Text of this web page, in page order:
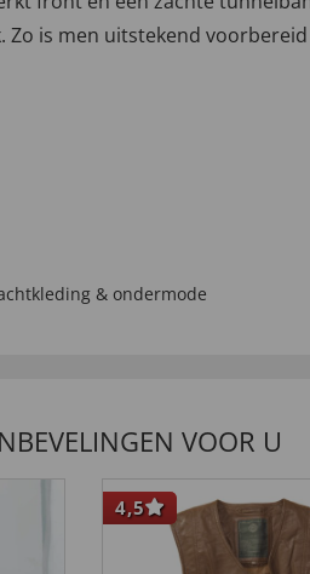
Zo is men uitstekend
& ondermode
VOOR U
4,5